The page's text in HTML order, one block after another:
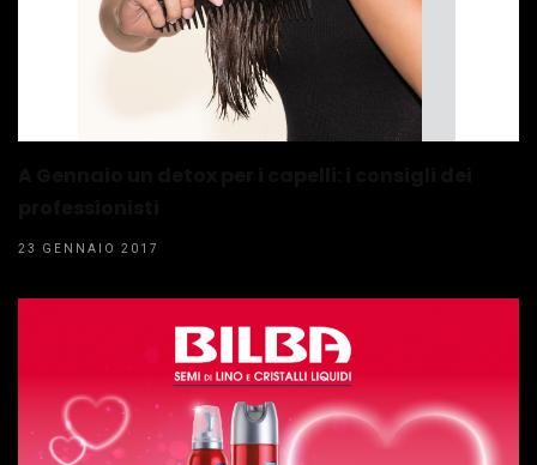
23 GENNAIO 2017